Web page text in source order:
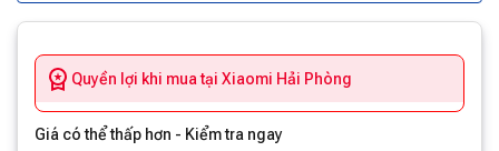
Quyền lợi khi mua tại Xiaomi Hải Phòng
Giá có thể thấp hơn - Kiểm tra ngay